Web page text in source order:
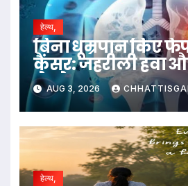
हेल्थ,
बिना धूम्रपान किए
कैंसर: जहरीली हवा
ले रहे जान
AUG 3, 2026
हेल्थ,